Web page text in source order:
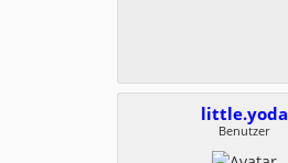
little.yoda
Benutzer